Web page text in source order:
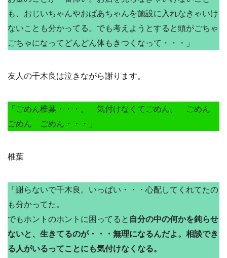
も、おじいちゃんやおばあちゃんを施設に入れなきゃいけ
ないことも分かってる。でも考えようとすると頭がごちゃ
ごちゃになってどんどん体もきつくなって・・・」
友人の千木良は泣きながら謝ります。
「ごめん椎葉・・・。 気付けなくてごめん。 ごめん
ごめん ごめん・・・」
椎葉
「謝らないで千木良。いっぱい・・・心配してくれてたの
も分かってた。
でもホントのホントに困ってると 自分の中の何かを鈍らせ
ないと、生きてるのが・・・無理になるんだよ。相談でき
る人がいるってことにも気付けなくなる。